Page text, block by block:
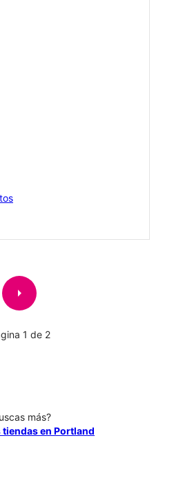
arrow_right
1 de 2
más?
tiendas en Portland